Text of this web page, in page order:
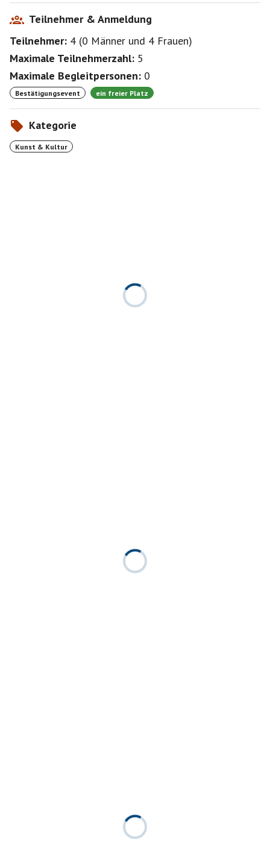
Teilnehmer & Anmeldung
Teilnehmer: 4 (0 Männer und 4 Frauen)
Maximale Teilnehmerzahl: 5
Maximale Begleitpersonen: 0
Bestätigungsevent ein freier Platz
Kategorie
Kunst & Kultur